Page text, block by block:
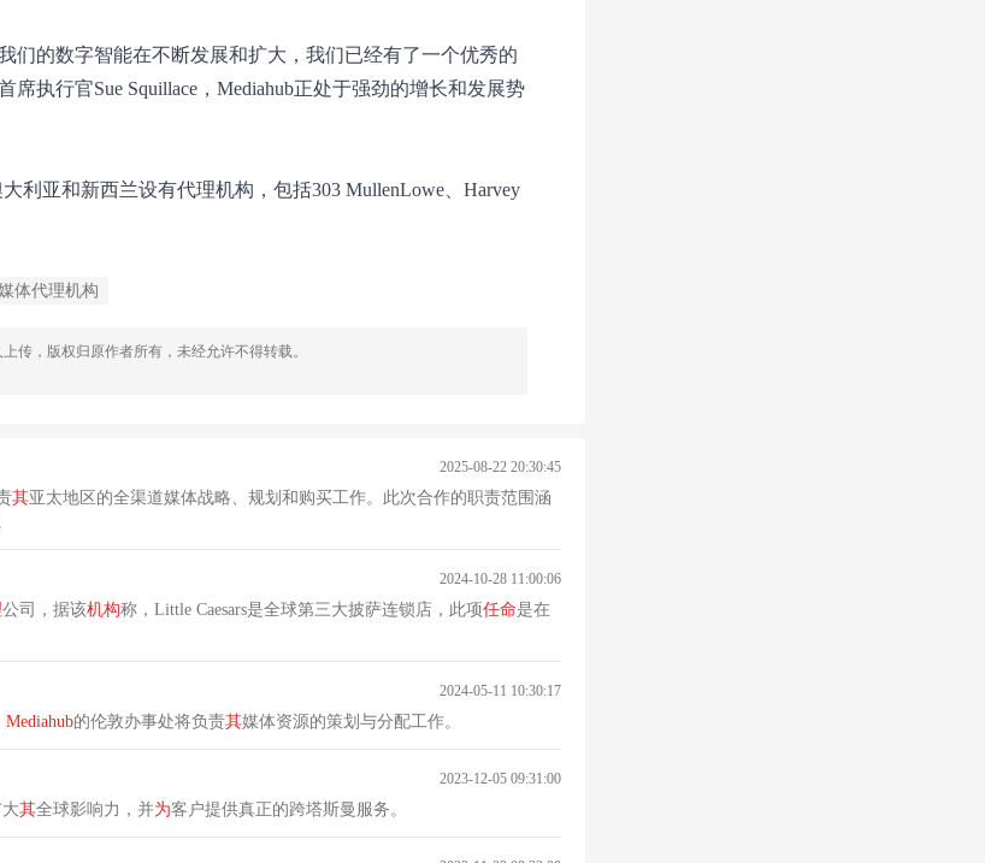
们的数字智能在不断发展和扩大，我们已经有了一个优秀的
执行官Sue Squillace，Mediahub正处于强劲的增长和发展势
利亚和新西兰设有代理机构，包括303 MullenLowe、Harvey
体代理机构
传，版权归原作者所有，未经允许不得转载。
2025-08-22 20:30:45
其亚太地区的全渠道媒体战略、规划和购买工作。此次合作的职责范围涵
2024-10-28 11:00:06
公司，据该机构称，Little Caesars是全球第三大披萨连锁店，此项任命是在
2024-05-11 10:30:17
Mediahub的伦敦办事处将负责其媒体资源的策划与分配工作。
2023-12-05 09:31:00
其全球影响力，并为客户提供真正的跨塔斯曼服务。